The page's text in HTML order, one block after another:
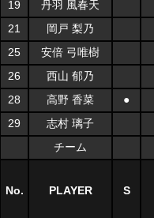
19
丹羽 風春天
21
岡戸 梨乃
25
安倍 弓唯樹
26
西山 郁乃
28
高野 香菜 ●
29
志村 璃子
チーム
No. PLAYER S